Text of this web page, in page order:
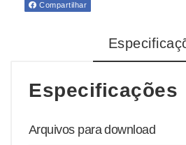
Compartilhar
Especificações
Arquivos para download